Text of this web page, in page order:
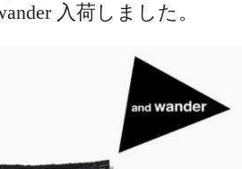
入荷しました。